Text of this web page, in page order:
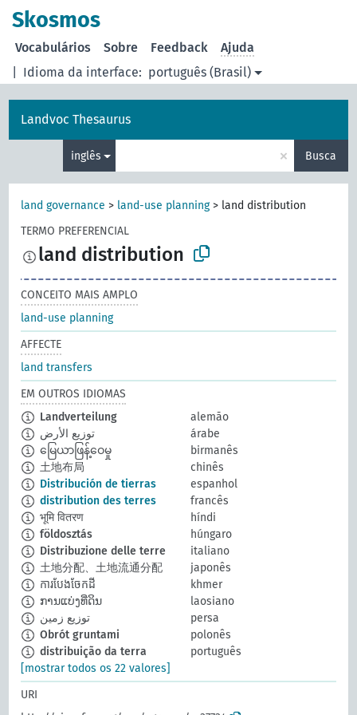
principal
Skosmos
Idioma da interface: português (Brasil)
Vocabulários Sobre Feedback Ajuda
Landvoc Thesaurus
inglês × Busca
land governance > land-use planning> land distribution
TERMO PREFERENCIAL
land distribution
CONCEITO MAIS AMPLO
land-use planning
AFFECTE
land transfers
EM OUTROS IDIOMAS
Landverteilung
alemão
توزيع الأرض
árabe
မြေယာဖြန့်ဝေမှု
birmanês
土地布局
chinês
Distribución de tierras
espanhol
distribution des terres
francês
भूमि वितरण
híndi
földosztás
húngaro
Distribuzione delle terre
italiano
土地分配、土地流通分配
japonês
ការបែងចែកដី
khmer
ການແບ່ງທີ່ດິນ
laosiano
توزيع زمين
persa
Obrót gruntami
polonês
distribuição da terra
português
[mostrar todos os 22 valores]
URI